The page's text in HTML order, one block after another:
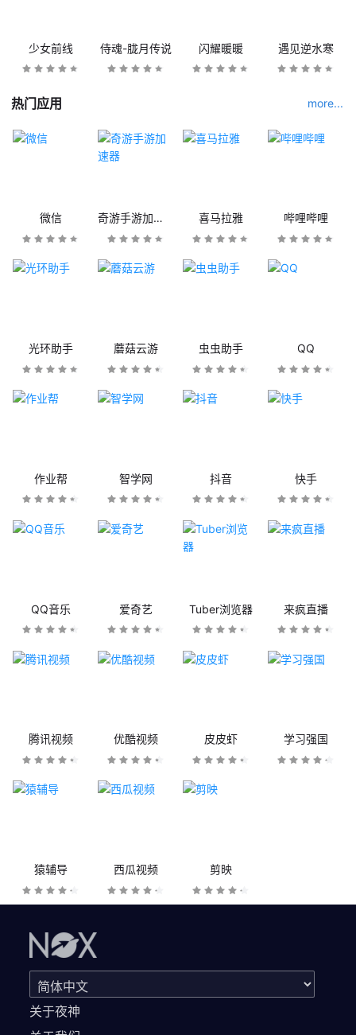
少女前线 侍魂-胧月传说 闪耀暖暖 遇见逆水寒
热门应用 more...
微信 奇游手游加速器 喜马拉雅 哔哩哔哩
光环助手 蘑菇云游 虫虫助手 QQ
作业帮 智学网 抖音 快手
QQ音乐 爱奇艺 Tuber浏览器 来疯直播
腾讯视频 优酷视频 皮皮虾 学习强国
猿辅导 西瓜视频 剪映
关于夜神